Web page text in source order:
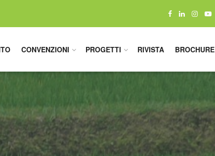
CONVENZIONI PROGETTI RIVISTA BROCHURE